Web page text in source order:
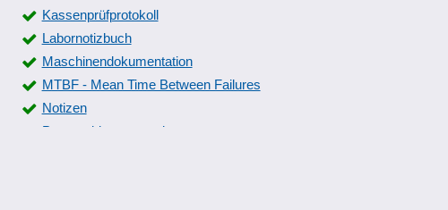
Kassenprüfprotokoll
Labornotizbuch
Maschinendokumentation
MTBF - Mean Time Between Failures
Notizen
Personaldatenverwaltung